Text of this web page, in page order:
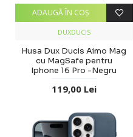
DUXDUCIS
Husa Dux Ducis Aimo Mag
cu MagSafe pentru
Iphone 16 Pro -Negru
119,00 Lei
ADAUGĂ ÎN COŞ